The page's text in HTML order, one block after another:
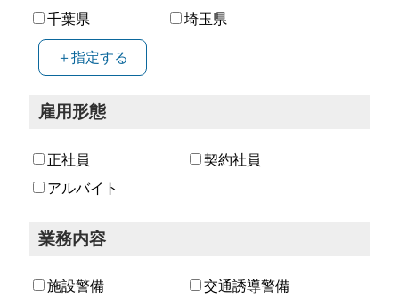
千葉県
埼玉県
＋指定する
雇用形態
正社員
契約社員
アルバイト
業務内容
施設警備 交通誘導警備